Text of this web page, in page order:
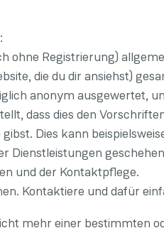
ohne Registrierung)
die du dir ansiehst)
anonym ausgewertet,
dass dies den
Dies kann
Dienstleistungen
und der Kontaktpflege.
Kontaktiere und dafür
mehr einer bestimmten